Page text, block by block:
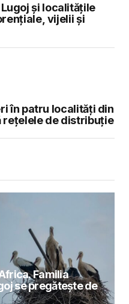
Lugoj și localitățile
vijelii și
în patru localități din
rețelele de distribuție
Familia
se pregătește de